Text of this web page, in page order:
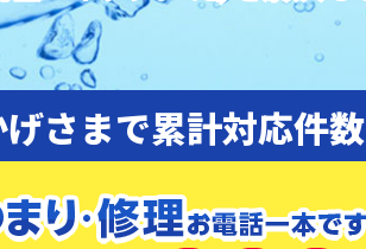
さまで累計対応件数